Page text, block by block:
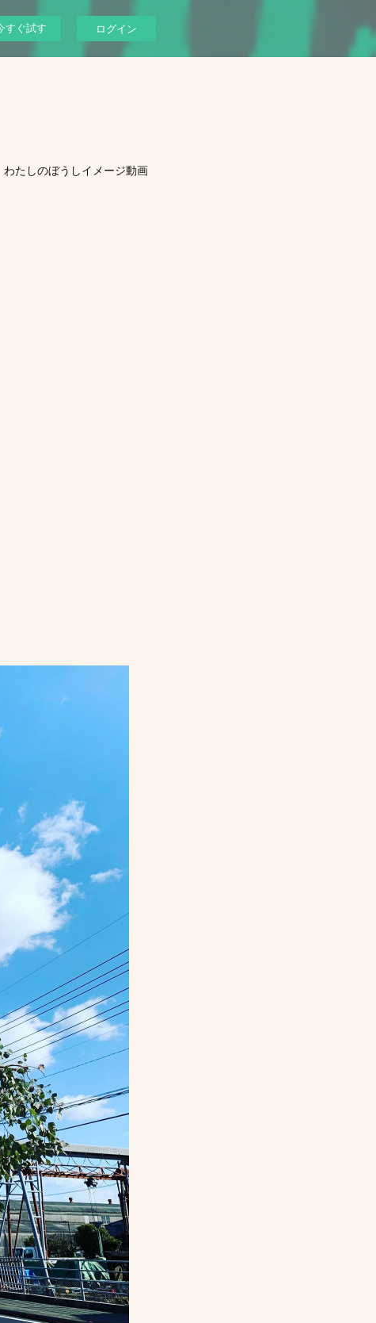
すぐ試す ログイン
わたしのぼうしイメージ動画